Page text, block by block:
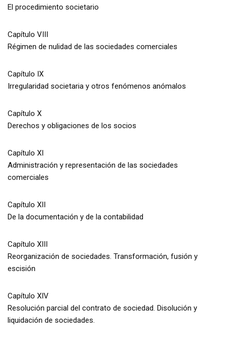
El procedimiento societario
Capítulo VIII
Régimen de nulidad de las sociedades comerciales
Capítulo IX
Irregularidad societaria y otros fenómenos anómalos
Capítulo X
Derechos y obligaciones de los socios
Capítulo XI
Administración y representación de las sociedades
comerciales
Capítulo XII
De la documentación y de la contabilidad
Capítulo XIII
Reorganización de sociedades. Transformación, fusión y
escisión
Capítulo XIV
Resolución parcial del contrato de sociedad. Disolución y
liquidación de sociedades.